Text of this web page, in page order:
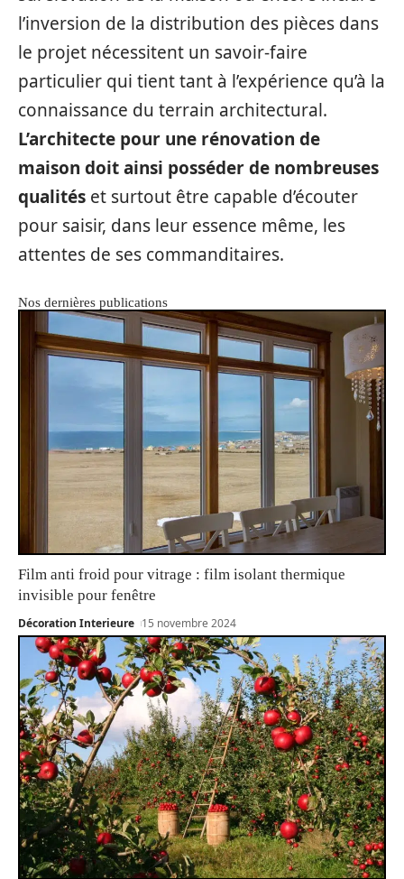
l’inversion de la distribution des pièces dans
le projet nécessitent un savoir-faire
particulier qui tient tant à l’expérience qu’à la
connaissance du terrain architectural.
L’architecte pour une rénovation de
maison doit ainsi posséder de nombreuses
qualités et surtout être capable d’écouter
pour saisir, dans leur essence même, les
attentes de ses commanditaires.
Nos dernières publications
Film anti froid pour vitrage : film isolant thermique
invisible pour fenêtre
Décoration Interieure 15 novembre 2024